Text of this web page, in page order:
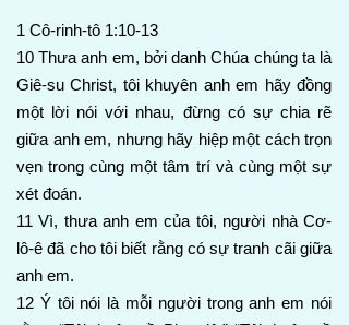
1 Cô-rinh-tô 1:10-13
10 Thưa anh em, bởi danh Chúa chúng ta là
Giê-su Christ, tôi khuyên anh em hãy đồng
một lời nói với nhau, đừng có sự chia rẽ
giữa anh em, nhưng hãy hiệp một cách trọn
vẹn trong cùng một tâm trí và cùng một sự
xét đoán.
11 Vì, thưa anh em của tôi, người nhà Cơ-
lô-ê đã cho tôi biết rằng có sự tranh cãi giữa
anh em.
12 Ý tôi nói là mỗi người trong anh em nói